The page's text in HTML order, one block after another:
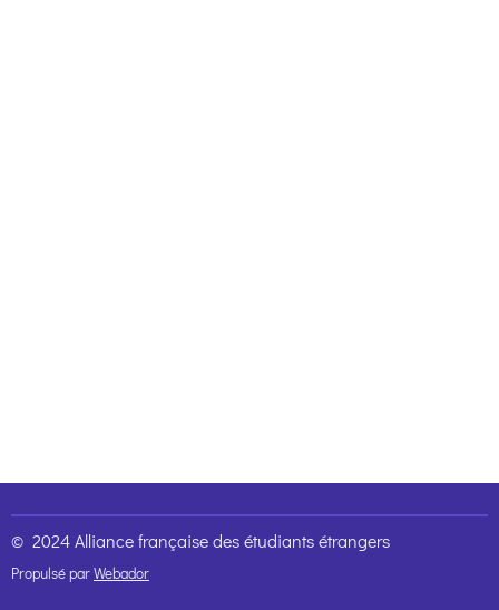
© 2024 Alliance française des étudiants étrangers
Propulsé parWebador